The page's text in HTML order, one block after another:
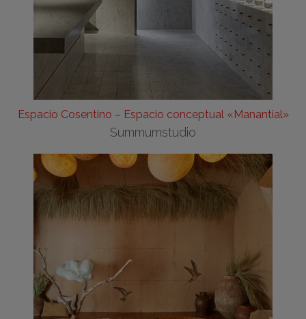
Espacio Cosentino – Espacio conceptual «Manantial»
Summumstudio